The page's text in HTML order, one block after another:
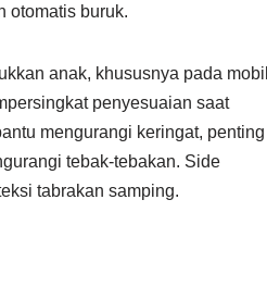
otomatis buruk.
anak, khususnya pada mobil
penyesuaian saat
mengurangi keringat, penting
tebak-tebakan. Side
tabrakan samping.